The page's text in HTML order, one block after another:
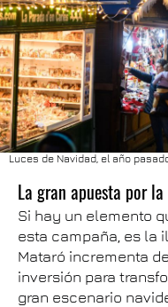
Luces de Navidad, el año
La gran apuesta por
Si hay un elemento
esta campaña, es la
Mataró incrementa
inversión para
gran escenario